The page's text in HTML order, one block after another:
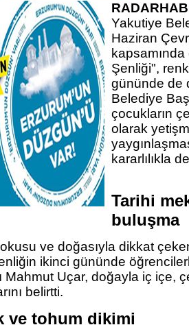
Yakutiye
Haziran
kapsamında
Şenliği",
gününde de
Belediye
çocukların
olarak
kararlılıkla
Tarihi
buluşma
ve doğasıyla dikkat
ikinci gününde
Mahmut Uçar, doğayla iç içe,
belirtti.
ve tohum dikimi